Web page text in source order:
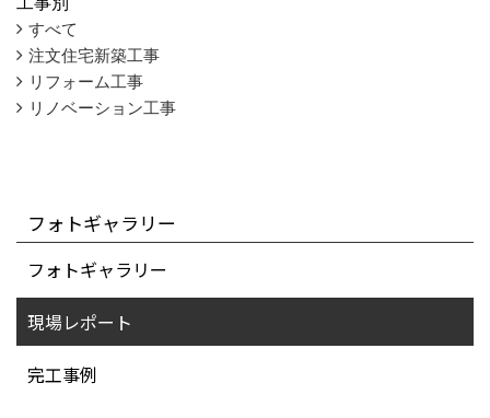
すべて
注文住宅新築工事
リフォーム工事
リノベーション工事
フォトギャラリー
フォトギャラリー
現場レポート
完工事例